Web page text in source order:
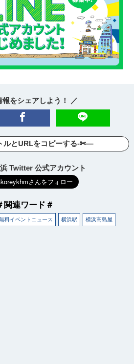
報をシェアしよう！ ／
ルとURLをコピーする-✄—
Twitter 公式アカウント
関連ワード＃
料イベントニュース 横浜駅 横浜高島屋